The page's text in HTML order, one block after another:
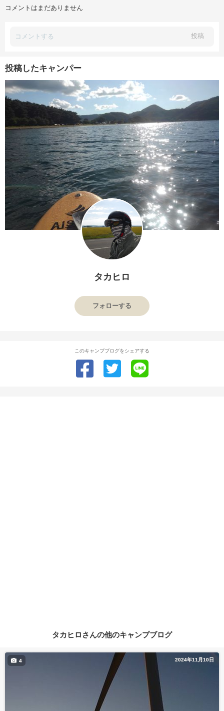
コメントはまだありません
投稿
投稿したキャンパー
タカヒロ
フォローする
このキャンプブログをシェアする
タカヒロさんの他のキャンプブログ
2024年11月10日
4